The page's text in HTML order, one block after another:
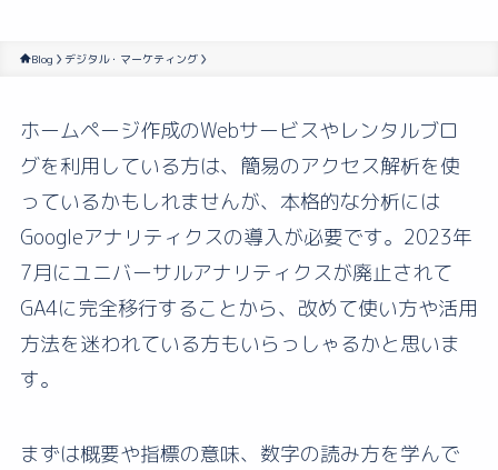
Blog デジタル・マーケティング
ホームページ作成のWebサービスやレンタルブロ
グを利用している方は、簡易のアクセス解析を使
っているかもしれませんが、本格的な分析には
Googleアナリティクスの導入が必要です。2023年
7月にユニバーサルアナリティクスが廃止されて
GA4に完全移行することから、改めて使い方や活用
方法を迷われている方もいらっしゃるかと思いま
す。
まずは概要や指標の意味、数字の読み方を学んで